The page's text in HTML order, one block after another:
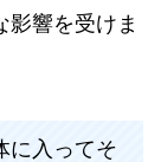
影響を受けま
に入ってそ